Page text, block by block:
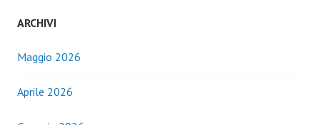
ARCHIVI
Maggio 2026
Aprile 2026